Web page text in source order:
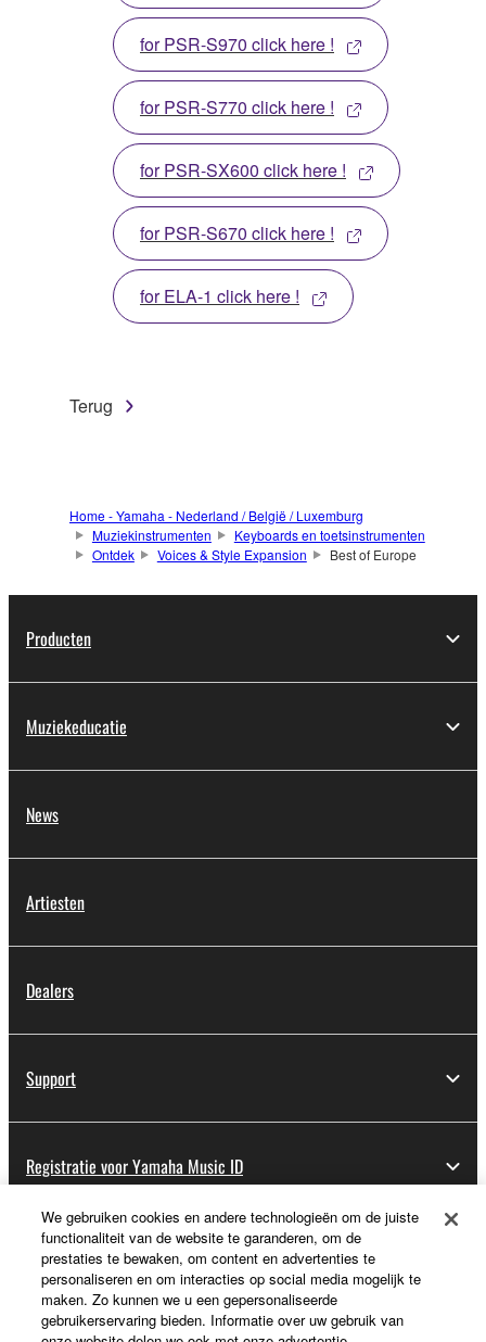
for PSR-S970 click here !
for PSR-S770 click here !
for PSR-SX600 click here !
for PSR-S670 click here !
for ELA-1 click here !
Terug
Home - Yamaha - Nederland / België / Luxemburg
Muziekinstrumenten
Keyboards en toetsinstrumenten
Ontdek
Voices & Style Expansion Best of Europe
Producten
Muziekeducatie
News
Artiesten
Dealers
Support
Registratie voor Yamaha Music ID
Over Yamaha
Nederland / België / Luxemburg - Dutch
We gebruiken cookies en andere technologieën om de juiste
functionaliteit van de website te garanderen, om de
prestaties te bewaken, om content en advertenties te
personaliseren en om interacties op social media mogelijk te
maken. Zo kunnen we u een gepersonaliseerde
gebruikerservaring bieden. Informatie over uw gebruik van